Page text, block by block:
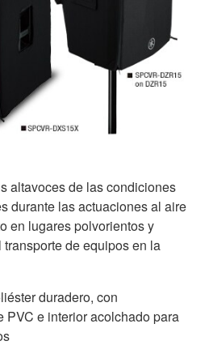
altavoces de las condiciones
durante las actuaciones al aire
en lugares polvorientos y
de equipos en la
duradero, con
PVC e interior acolchado para